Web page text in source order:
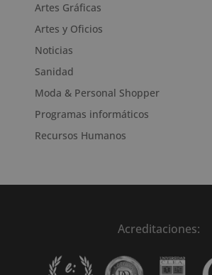
Artes Gráficas
Artes y Oficios
Noticias
Sanidad
Moda & Personal Shopper
Programas informáticos
Recursos Humanos
Acreditaciones: